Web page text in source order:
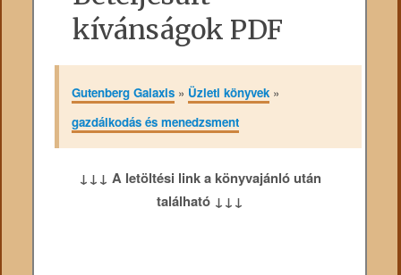
kívánságok PDF
Gutenberg Galaxis» Üzleti könyvek»
gazdálkodás és menedzsment
↓↓↓ A letöltési link a könyvajánló után
található ↓↓↓